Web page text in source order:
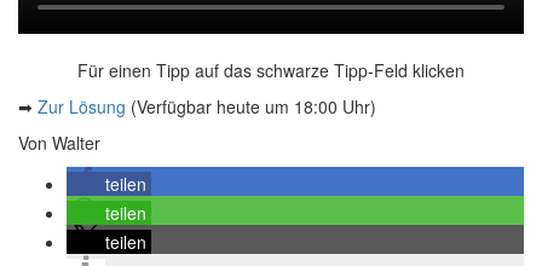
Für einen Tipp auf das schwarze Tipp-Feld klicken
➡ Zur Lösung (Verfügbar heute um 18:00 Uhr)
Von Walter
teilen
teilen
teilen